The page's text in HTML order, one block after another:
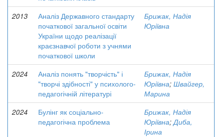
2013
Аналіз Державного стандарту
початкової загальної освіти
України щодо реалізації
краєзнавчої роботи з учнями
початкової школи
Брижак, Надія
Юріївна
2024
Аналіз понять "творчість" і
"творчі здібності" у психолого-
педагогічній літературі
Брижак, Надія
Юріївна; Швайгер,
Марина
2024
Булінг як соціально-
педагогічна проблема
Брижак, Надія
Юріївна;Диба,
Ірина